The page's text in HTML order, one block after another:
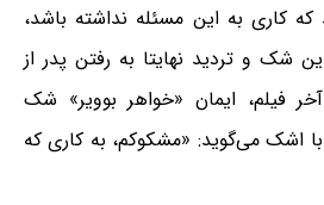
کاری به این مسئله نداشته باشد،
شک و تردید نهایتا به رفتن پدر از
فیلم، ایمان «خواهر بوویر» شک
اشک می‌گوید: «مشکوکم، به کاری که